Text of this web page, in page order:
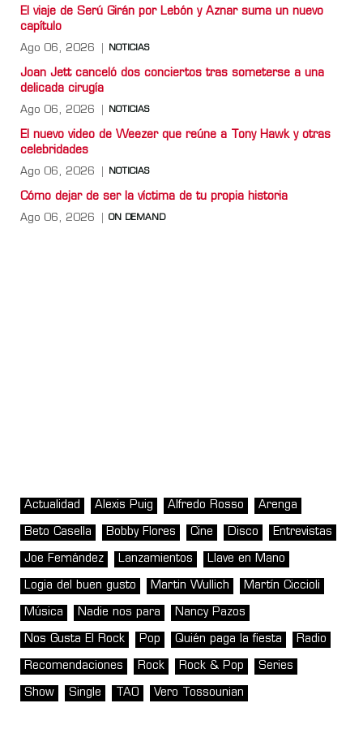
El viaje de Serú Girán por Lebón y Aznar suma un nuevo
capítulo
Ago 06, 2026 NOTICIAS
Joan Jett canceló dos conciertos tras someterse a una
delicada cirugía
Ago 06, 2026 NOTICIAS
El nuevo video de Weezer que reúne a Tony Hawk y otras
celebridades
Ago 06, 2026 NOTICIAS
Cómo dejar de ser la víctima de tu propia historia
Ago 06, 2026 ON DEMAND
Actualidad Alexis Puig Alfredo Rosso Arenga
Beto Casella Bobby Flores Cine Disco Entrevistas
Joe Fernández Lanzamientos Llave en Mano
Logia del buen gusto Martin Wullich Martín Ciccioli
Música Nadie nos para Nancy Pazos
Nos Gusta El Rock Pop Quién paga la fiesta Radio
Recomendaciones Rock Rock & Pop Series
Show Single TAO Vero Tossounian